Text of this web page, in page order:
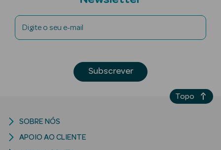
Eau de Parfum
Digite o seu e-mail
Subscrever
SOBRE NÓS
APOIO AO CLIENTE
Topo